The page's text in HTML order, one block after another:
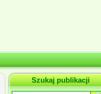
Szukaj publikacji